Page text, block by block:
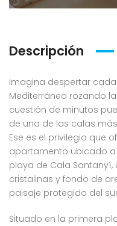
Descripción
Imagina despertar
Mediterráneo rozando
cuestión de minutos
de una de las calas
Ese es el privilegio que
apartamento ubicado
playa de Cala
cristalinas y fondo de
paisaje protegido del
Situado en la primera